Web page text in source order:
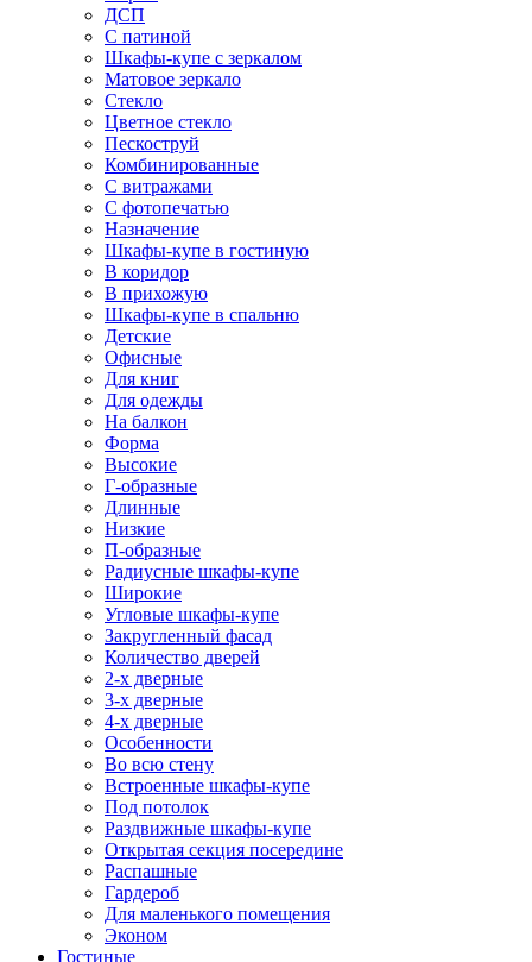
ДСП
С патиной
Шкафы-купе с зеркалом
Матовое зеркало
Стекло
Цветное стекло
Пескоструй
Комбинированные
С витражами
С фотопечатью
Назначение
Шкафы-купе в гостиную
В коридор
В прихожую
Шкафы-купе в спальню
Детские
Офисные
Для книг
Для одежды
На балкон
Форма
Высокие
Г-образные
Длинные
Низкие
П-образные
Радиусные шкафы-купе
Широкие
Угловые шкафы-купе
Закругленный фасад
Количество дверей
2-х дверные
3-х дверные
4-х дверные
Особенности
Во всю стену
Встроенные шкафы-купе
Под потолок
Раздвижные шкафы-купе
Открытая секция посередине
Распашные
Гардероб
Для маленького помещения
Эконом
Гостиные